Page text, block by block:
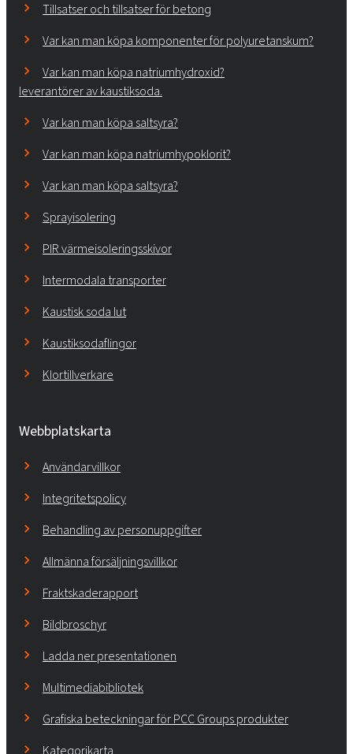
Tillsatser och tillsatser för betong
Var kan man köpa komponenter för polyuretanskum?
Var kan man köpa natriumhydroxid?
leverantörer av kaustiksoda.
Var kan man köpa saltsyra?
Var kan man köpa natriumhypoklorit?
Var kan man köpa saltsyra?
Sprayisolering
PIR värmeisoleringsskivor
Intermodala transporter
Kaustisk soda lut
Kaustiksodaflingor
Klortillverkare
Webbplatskarta
Användarvillkor
Integritetspolicy
Behandling av personuppgifter
Allmänna försäljningsvillkor
Fraktskaderapport
Bildbroschyr
Ladda ner presentationen
Multimediabibliotek
Grafiska beteckningar för PCC Groups produkter
Kategorikarta